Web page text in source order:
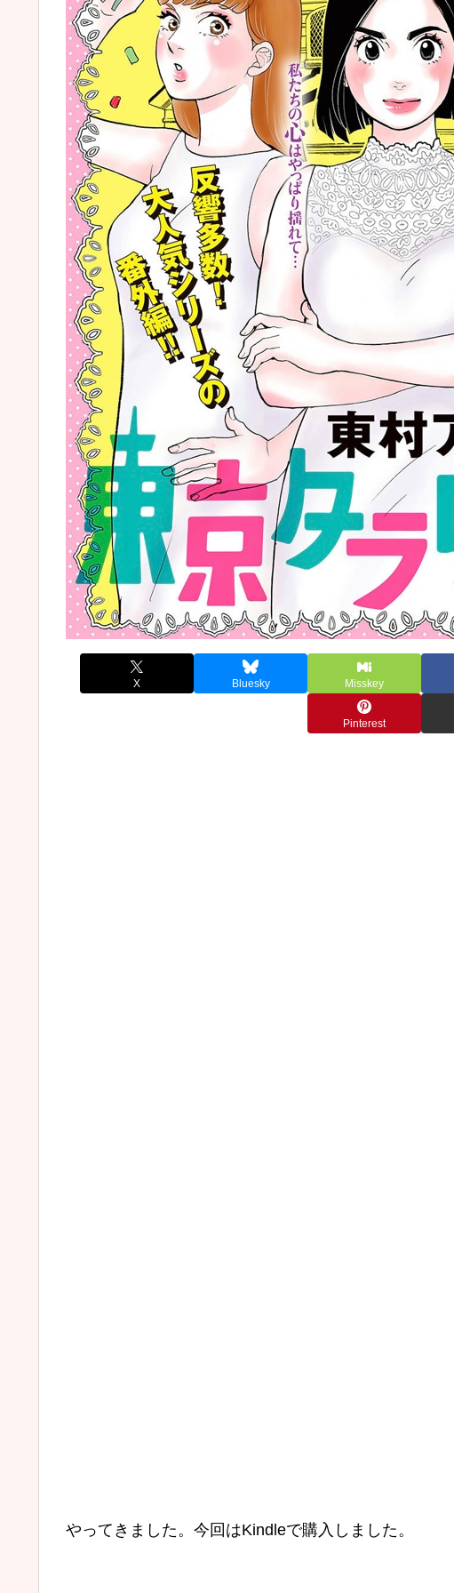
X Bluesky Misskey
Pinterest
やってきました。今回はKindleで購入しました。